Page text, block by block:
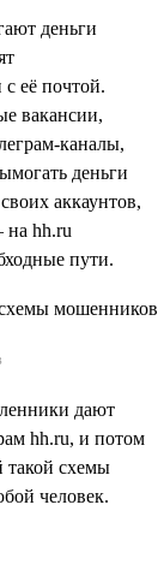
деньги
её почтой.
вакансии,
каналы,
деньги
аккаунтов,
на hh.ru
пути.
дают
hh.ru, и потом
такой схемы
человек.